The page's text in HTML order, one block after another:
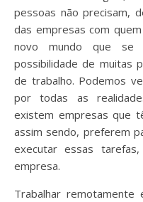
pessoas não precisam,
das empresas com
novo mundo que
possibilidade de muitas
de trabalho. Podemos
por todas as
existem empresas que
assim sendo, preferem
executar essas
empresa.
Trabalhar remotamente